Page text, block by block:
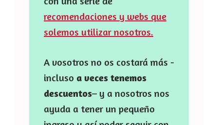
recomendaciones y webs que
solemos utilizar nosotros.
A vosotros no os costará más -
incluso a veces tenemos
descuentos– y a nosotros nos
ayuda a tener un pequeño